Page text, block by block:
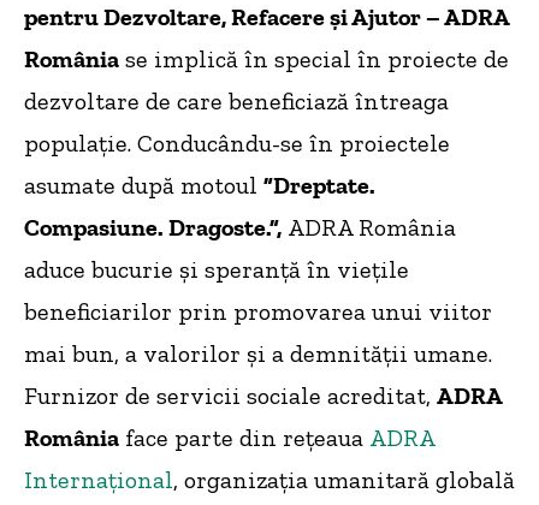
pentru Dezvoltare, Refacere și Ajutor – ADRA
România se implică în special în proiecte de
dezvoltare de care beneficiază întreaga
populație. Conducându-se în proiectele
asumate după motoul ”Dreptate.
Compasiune. Dragoste.”, ADRA România
aduce bucurie și speranță în viețile
beneficiarilor prin promovarea unui viitor
mai bun, a valorilor și a demnității umane.
Furnizor de servicii sociale acreditat, ADRA
România face parte din rețeaua ADRA
Internațional, organizația umanitară globală